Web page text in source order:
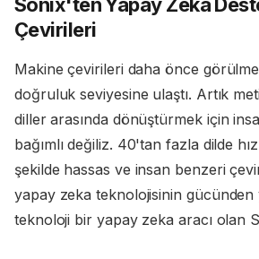
Sonix'ten Yapay Zeka
Çevirileri
Makine çevirileri daha önce
doğruluk seviyesine ulaştı. Artık
diller arasında dönüştürmek için
bağımlı değiliz. 40'tan fazla dilde
şekilde hassas ve insan benzeri
yapay zeka teknolojisinin
teknoloji bir yapay zeka aracı olan